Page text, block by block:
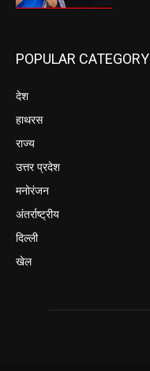
POPULAR CATEGORY
देश
हाथरस
राज्य
उत्तर प्रदेश
मनोरंजन
अंतर्राष्ट्रीय
दिल्ली
खेल